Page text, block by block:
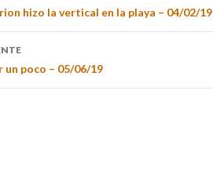
hizo la vertical en la playa – 04/02/19
un poco – 05/06/19